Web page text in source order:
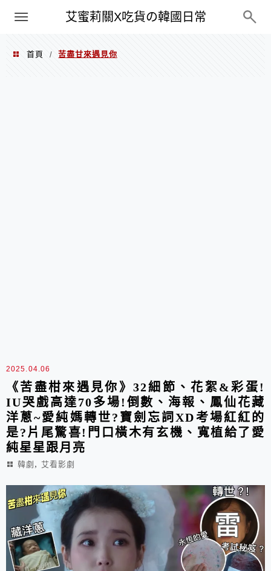
艾蜜莉關X吃貨の韓國日常
PXN
首頁 / 苦盡甘來遇見你
2025.04.06
《苦盡柑來遇見你》32細節、花絮&彩蛋!
IU哭戲高達70多場!倒數、海報、鳳仙花藏
洋蔥~愛純媽轉世?寶劍忘詞XD考場紅紅的
是?片尾驚喜!門口橫木有玄機、寬植給了愛
純星星跟月亮
韓劇 , 艾看影劇